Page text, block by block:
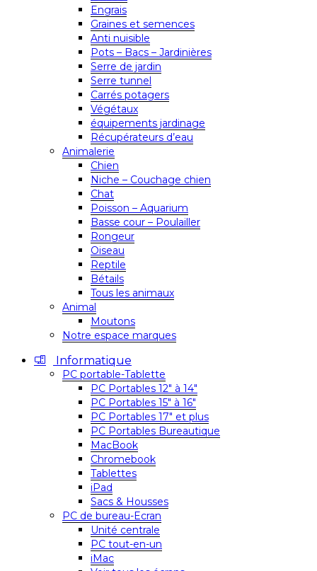
Engrais
Graines et semences
Anti nuisible
Pots – Bacs – Jardinières
Serre de jardin
Serre tunnel
Carrés potagers
Végétaux
équipements jardinage
Récupérateurs d’eau
Animalerie
Chien
Niche – Couchage chien
Chat
Poisson – Aquarium
Basse cour – Poulailler
Rongeur
Oiseau
Reptile
Bétails
Tous les animaux
Animal
Moutons
Notre espace marques
Informatique
PC portable-Tablette
PC Portables 12″ à 14″
PC Portables 15″ à 16″
PC Portables 17″ et plus
PC Portables Bureautique
MacBook
Chromebook
Tablettes
iPad
Sacs & Housses
PC de bureau-Ecran
Unité centrale
PC tout-en-un
iMac